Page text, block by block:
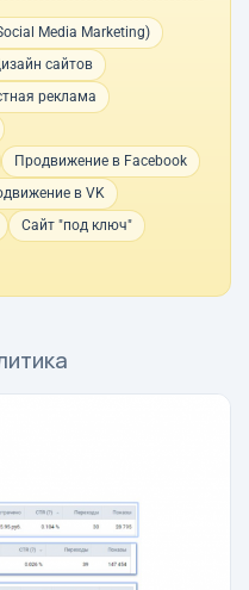
Media Marketing)
сайтов
реклама
Продвижение в Facebook
в VK
Сайт "под ключ"